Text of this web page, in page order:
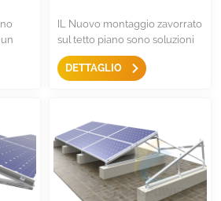
IL Nuovo montaggio zavorrato
sul tetto piano sono soluzioni
di montaggio rapido sia per
l'esposizione a sud che per
componenti.
DETTAGLIO